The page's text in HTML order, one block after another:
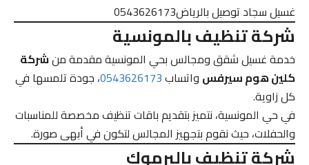
غسيل سجاد توصيل بالرياض0543626173
شركة تنظيف بالمونسية
خدمة غسيل شقق ومجالس بحي المونسية مقدمة منشركة
كلين هوم سيرفسواتساب0543626173، جودة تلمسها في
كل زاوية.
في حي المونسية، نتميز بتقديم باقات تنظيف مخصصة للمناسبات
والحفلات، حيث نقوم بتجهيز المجالس لتكون في أبهى صورة.
شركة تنظيف باليرموك